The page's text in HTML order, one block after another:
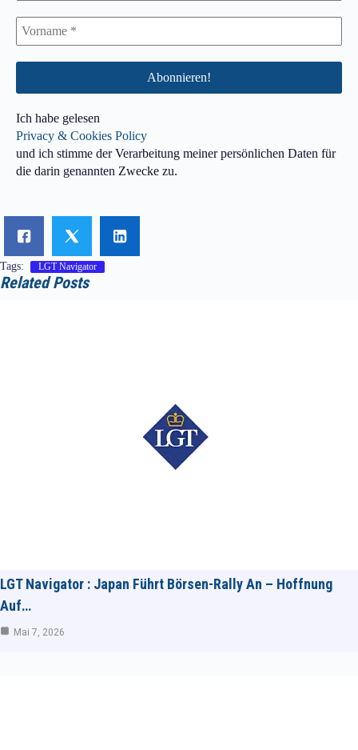
Ich habe gelesen
Privacy & Cookies Policy
und ich stimme der Verarbeitung meiner persönlichen Daten für
die darin genannten Zwecke zu.
Tags: LGT Navigator
Related Posts
LGT Navigator : Japan Führt Börsen-Rally An – Hoffnung
Auf…
Mai 7, 2026